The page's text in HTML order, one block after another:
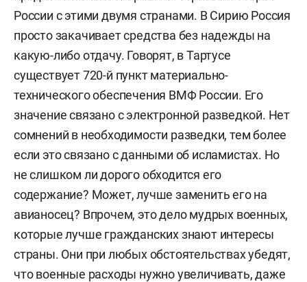
России с этими двумя странами. В Сирию Россия
просто закачивает средства без надежды на
какую-либо отдачу. Говорят, в Тартусе
существует 720-й пункт материально-
технического обеспечения ВМФ России. Его
значение связано с электронной разведкой. Нет
сомнений в необходимости разведки, тем более
если это связано с данными об исламистах. Но
не слишком ли дорого обходится его
содержание? Может, лучше заменить его на
авианосец? Впрочем, это дело мудрых военных,
которые лучше гражданских знают интересы
страны. Они при любых обстоятельствах убедят,
что военные расходы нужно увеличивать, даже